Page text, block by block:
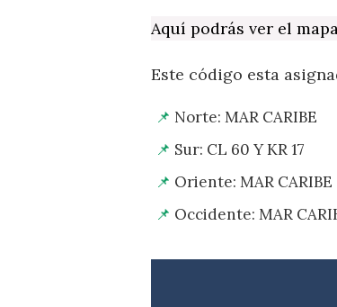
Aquí podrás ver el
Este código esta
Norte: MAR CARIBE
Sur: CL 60 Y KR 17
Oriente: MAR CARIBE
Occidente: MAR